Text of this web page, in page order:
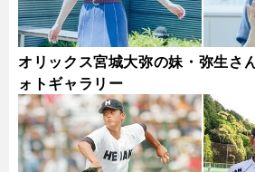
オリックス宮城大弥の妹・弥生さ
ォトギャラリー